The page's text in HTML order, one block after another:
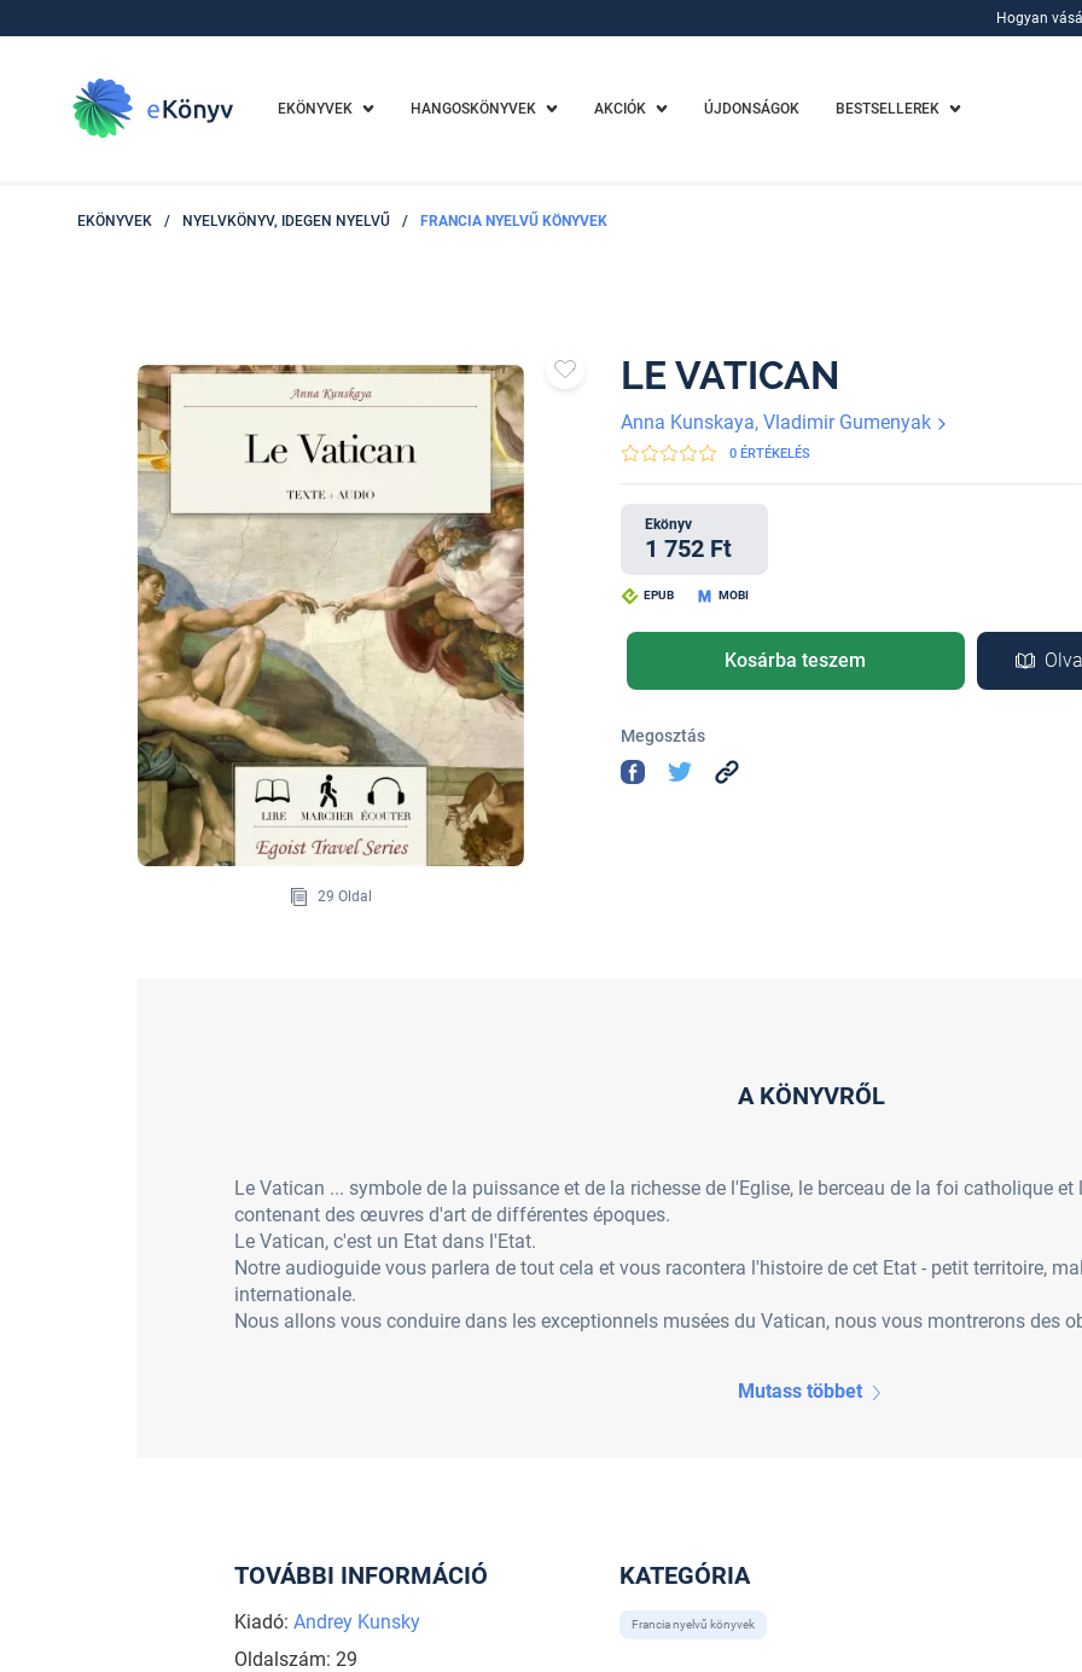
Hogyan
EKÖNYVEK HANGOSKÖNYVEK AKCIÓK ÚJDONSÁGOK BESTSELLEREK
EKÖNYVEK / NYELVKÖNYV, IDEGEN NYELVŰ / FRANCIA NYELVŰ KÖNYVEK
29 Oldal
LE VATICAN
Anna Kunskaya, Vladimir Gumenyak
0 ÉRTÉKELÉS
Ekönyv
1 752 Ft
EPUB MOBI
Kosárba teszem
Megosztás
A KÖNYVRŐL
Le Vatican ... symbole de la puissance et de la richesse de l'Eglise, le berceau de la foi catholique et
contenant des œuvres d'art de différentes époques.
Le Vatican, c'est un Etat dans l'Etat.
Notre audioguide vous parlera de tout cela et vous racontera l'histoire de cet Etat - petit territoire,
internationale.
Nous allons vous conduire dans les exceptionnels musées du Vatican, nous vous montrerons des
Mutass többet
TOVÁBBI INFORMÁCIÓ
Kiadó: Andrey Kunsky
Oldalszám: 29
KATEGÓRIA
Francia nyelvű könyvek